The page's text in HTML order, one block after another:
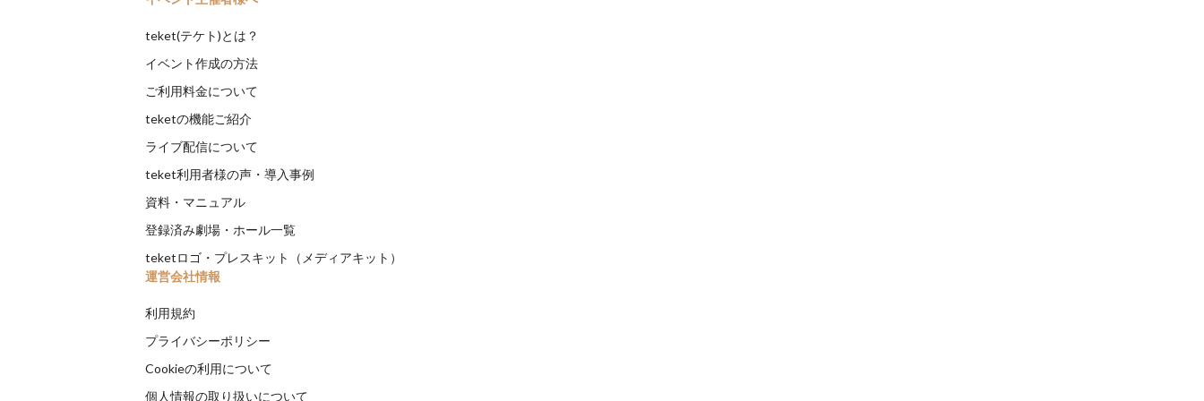
teket(テケト)とは？
イベント作成の方法
ご利用料金について
teketの機能ご紹介
ライブ配信について
teket利用者様の声・導入事例
資料・マニュアル
登録済み劇場・ホール一覧
teketロゴ・プレスキット（メディアキット）
運営会社情報
利用規約
プライバシーポリシー
Cookieの利用について
個人情報の取り扱いについて